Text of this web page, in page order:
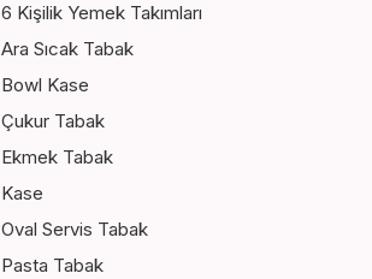
6 Kişilik Yemek Takımları
Ara Sıcak Tabak
Bowl Kase
Çukur Tabak
Ekmek Tabak
Kase
Oval Servis Tabak
Pasta Tabak